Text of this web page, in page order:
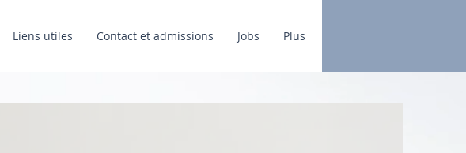
Liens utiles Contact et admissions Jobs Plus